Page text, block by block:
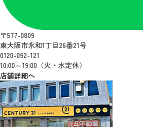
〒577-0809
東大阪市永和1丁目26番21号
0120-092-121
10:00～19:00（火・水定休）
店舗詳細へ